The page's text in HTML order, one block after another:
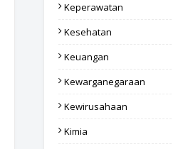
Keperawatan
Kesehatan
Keuangan
Kewarganegaraan
Kewirusahaan
Kimia